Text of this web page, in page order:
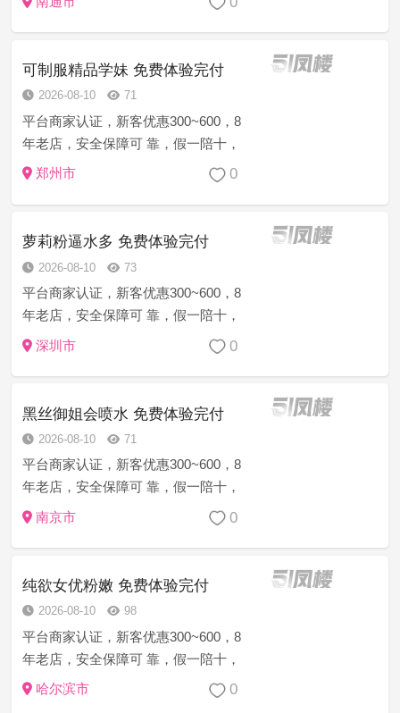
跑等等…立...
可制服精品学妹 免费体验完付
2026-08-10 71
平台商家认证，新客优惠300~600，8
年老店，安全保障可 靠，假一陪十，
诚信上门服务，注:如果有客户支付费
跑等等…立...
郑州市 0
萝莉粉逼水多 免费体验完付
2026-08-10 73
平台商家认证，新客优惠300~600，8
年老店，安全保障可 靠，假一陪十，
诚信上门服务，注:如果有客户支付费
跑等等…立...
深圳市 0
黑丝御姐会喷水 免费体验完付
2026-08-10 71
平台商家认证，新客优惠300~600，8
年老店，安全保障可 靠，假一陪十，
诚信上门服务，注:如果有客户支付费
跑等等…立...
南京市 0
纯欲女优粉嫩 免费体验完付
2026-08-10 98
平台商家认证，新客优惠300~600，8
年老店，安全保障可 靠，假一陪十，
诚信上门服务，注:如果有客户支付费
哈尔滨市 0